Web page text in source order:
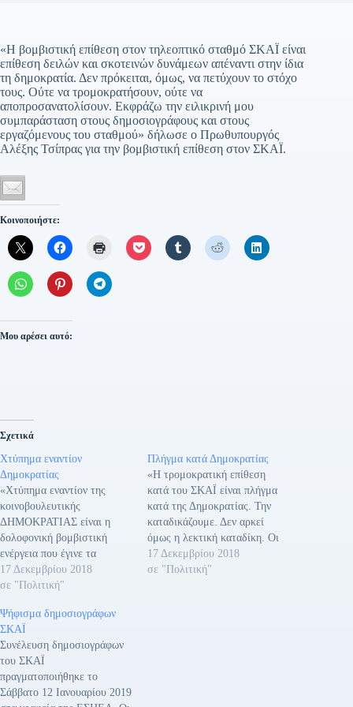
«Η βομβιστική επίθεση στον τηλεοπτικό σταθμό ΣΚΑΪ είναι
επίθεση δειλών και σκοτεινών δυνάμεων απέναντι στην ίδια
τη δημοκρατία. Δεν πρόκειται, όμως, να πετύχουν το στόχο
τους. Ούτε να τρομοκρατήσουν, ούτε να
αποπροσανατολίσουν. Εκφράζω την ειλικρινή μου
συμπαράσταση στους δημοσιογράφους και στους
εργαζόμενους του σταθμού» δήλωσε ο Πρωθυπουργός
Αλέξης Τσίπρας για την βομβιστική επίθεση στον ΣΚΑΪ.
Κοινοποιήστε:
Μου αρέσει αυτό:
Σχετικά
Χτύπημα εναντίον
Δημοκρατίας
«Χτύπημα εναντίον της
κοινοβουλευτικής
ΔΗΜΟΚΡΑΤΙΑΣ είναι η
δολοφονική βομβιστική
ενέργεια που έγινε τα
ξημερώματα, εναντίον του
τηλεοπτικού σταθμού ΣΚΑΪ
θρασύδειλους τρομοκράτες»
δήλωσε ο Ανεξάρτητος
βουλευτής Στάθης Β.
Παναγούλης για τον
τηλεοπτικό σταθμό ΣΚΑΪ.
17 Δεκεμβρίου 2018
σε "Πολιτική"
Πλήγμα κατά Δημοκρατίας
«Η τρομοκρατική επίθεση
κατά του ΣΚΑΪ είναι πλήγμα
κατά της Δημοκρατίας. Την
καταδικάζουμε. Δεν αρκεί
όμως η λεκτική καταδίκη. Οι
δράστες πρέπει να βρεθούν
και να οδηγηθούν στη
17 Δεκεμβρίου 2018
σε "Πολιτική"
Ψήφισμα δημοσιογράφων
ΣΚΑΪ
Συνέλευση δημοσιογράφων
του ΣΚΑΪ
πραγματοποιήθηκε το
Σάββατο 12 Ιανουαρίου 2019